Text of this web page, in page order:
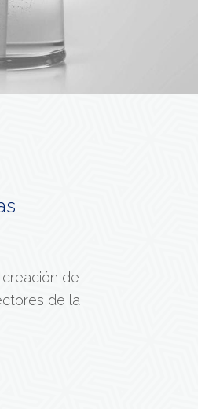
de
de la